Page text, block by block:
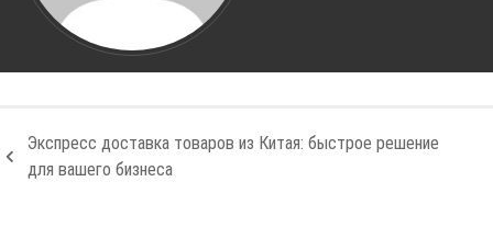
Экспресс доставка товаров из Китая: быстрое решение
для вашего бизнеса